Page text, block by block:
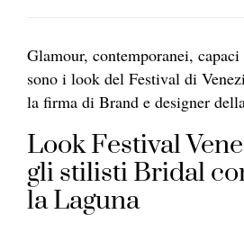
Glamour, contemporanei,
sono i look del Festival di
la firma di Brand e designer
Look Festival
gli stilisti Bridal
la Laguna